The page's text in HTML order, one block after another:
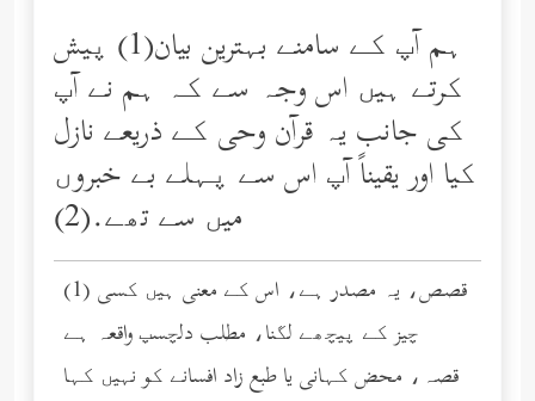
ہم آپ کے سامنے بہترین بیان(1) پیش
کرتے ہیں اس وجہ سے کہ ہم نے آپ
کی جانب یہ قرآن وحی کے ذریعے نازل
کیا اور یقیناً آپ اس سے پہلے بے خبروں
میں سے تھے.(2)
(1) قصص، یہ مصدر ہے، اس کے معنی ہیں کسی
چیز کے پیچھے لگنا، مطلب دلچسپ واقعہ ہے
قصہ، محض کہانی یا طبع زاد افسانے کو نہیں کہا